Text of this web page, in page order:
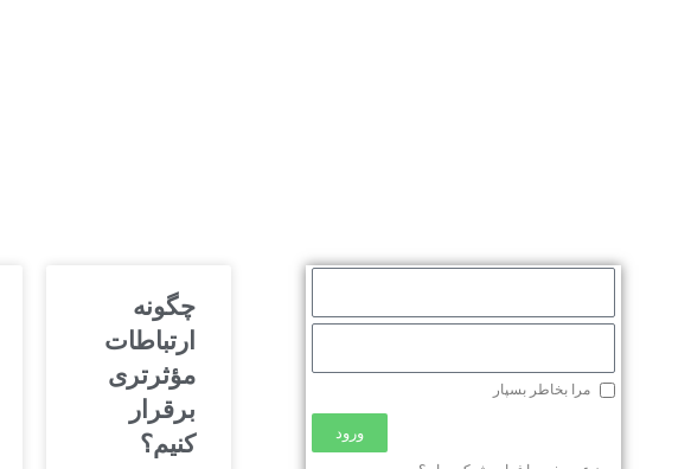
مرا بخاطر بسپار
ورود
محصولات
چگونه
ارتباطات
مؤثرتری
برقرار
کنیم؟